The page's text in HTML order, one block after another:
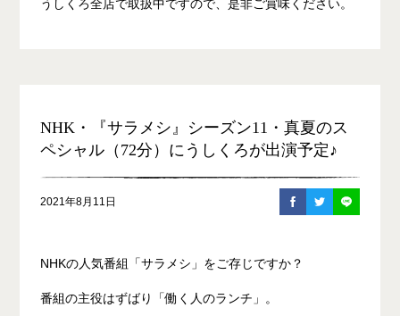
うしくろ全店で取扱中ですので、是非ご賞味ください。
NHK・『サラメシ』シーズン11・真夏のス
ペシャル（72分）にうしくろが出演予定♪
2021年8月11日
NHKの人気番組「サラメシ」をご存じですか？
番組の主役はずばり「働く人のランチ」。